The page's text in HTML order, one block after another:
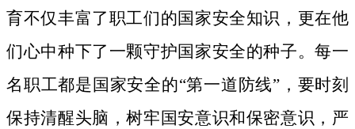
育不仅丰富了职工们的国家安全知识，更在他
们心中种下了一颗守护国家安全的种子。每一
名职工都是国家安全的“第一道防线”，要时刻
保持清醒头脑，树牢国安意识和保密意识，严